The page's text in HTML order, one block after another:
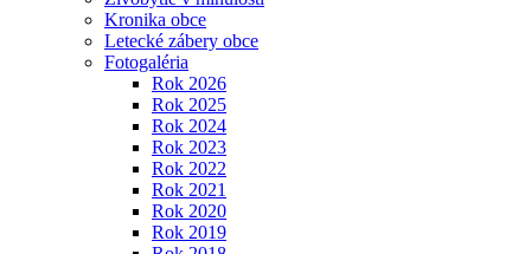
Kronika obce
Letecké zábery obce
Fotogaléria
Rok 2026
Rok 2025
Rok 2024
Rok 2023
Rok 2022
Rok 2021
Rok 2020
Rok 2019